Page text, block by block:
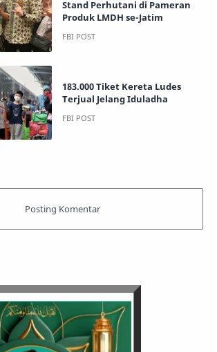
Stand Perhutani di Pameran
Produk LMDH se-Jatim
183.000 Tiket Kereta Ludes
Terjual Jelang Iduladha